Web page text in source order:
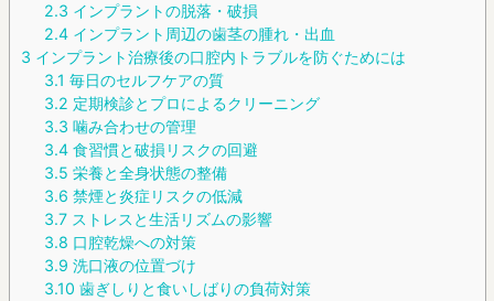
2.3 インプラントの脱落・破損
2.4インプラント周辺の歯茎の腫れ・出血
3 インプラント治療後の口腔内トラブルを防ぐためには
3.1 毎日のセルフケアの質
3.2 定期検診とプロによるクリーニング
3.3 噛み合わせの管理
3.4食習慣と破損リスクの回避
3.5 栄養と全身状態の整備
3.6 禁煙と炎症リスクの低減
3.7ストレスと生活リズムの影響
3.8 口腔乾燥への対策
3.9 洗口液の位置づけ
3.10 歯ぎしりと食いしばりの負荷対策